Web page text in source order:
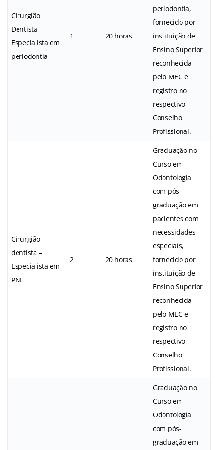
Cirurgião
Dentista –
Especialista em
periodontia
1 20 horas
periodontia,
fornecido por
instituição de
Ensino Superior
reconhecida
pelo MEC e
registro no
respectivo
Conselho
Profissional.
Cirurgião
dentista –
Especialista em
PNE
2 20 horas
Graduação no
Curso em
Odontologia
com pós-
graduação em
pacientes com
necessidades
especiais,
fornecido por
instituição de
Ensino Superior
reconhecida
pelo MEC e
registro no
respectivo
Conselho
Profissional.
Graduação no
Curso em
Odontologia
com pós-
graduação em